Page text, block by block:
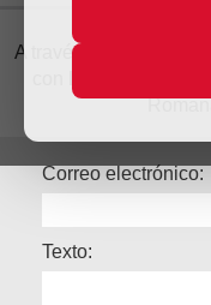
A través del siguiente
Hna. Gotzone
Correo electrónico:
Texto: